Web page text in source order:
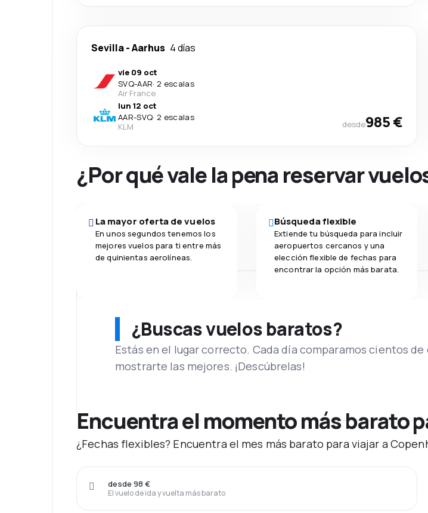
Sevilla-Aarhus 4 días
vie 09 oct
SVQ-AAR· 2 escalas
Air France
lun 12 oct
AAR-SVQ· 2 escalas
KLM
desde985 €
¿Por qué vale la pena reservar
La mayor oferta de vuelos
En unos segundos tenemos los
mejores vuelos para ti entre más
de quinientas aerolíneas.
Búsqueda flexible
Extiende tu búsqueda para incluir
aeropuertos cercanos y una
elección flexible de fechas para
encontrar la opción más barata.
¿Buscas vuelos baratos?
Estás en el lugar correcto. Cada día comparamos cientos
mostrarte las mejores. ¡Descúbrelas!
Encuentra el momento más barato
¿Fechas flexibles? Encuentra el mes más barato para viajar a
El vuelo de ida y vuelta más barato
desde 98 €